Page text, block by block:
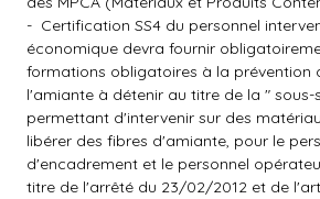
- Certification SS4 du personnel
économique devra fournir
formations obligatoires à la prévention
l'amiante à détenir au titre de la " sous-
permettant d'intervenir sur des
libérer des fibres d'amiante, pour le
d'encadrement et le personnel
titre de l'arrêté du 23/02/2012 et de